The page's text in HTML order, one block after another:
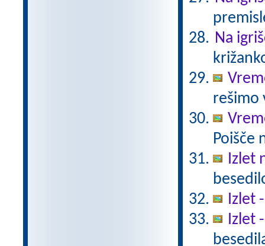
Na
rešimo
Poišče
Izlet
Izlet
Izlet